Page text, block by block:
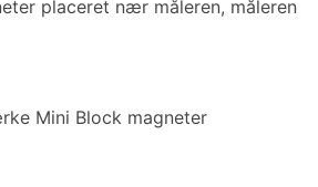
placeret nær måleren, måleren
Mini Block magneter